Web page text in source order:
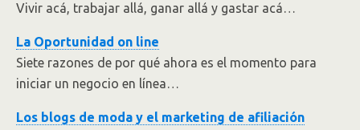
Vivir acá, trabajar allá, ganar allá y gastar acá…
La Oportunidad on line
Siete razones de por qué ahora es el momento para
iniciar un negocio en línea…
Los blogs de moda y el marketing de afiliación